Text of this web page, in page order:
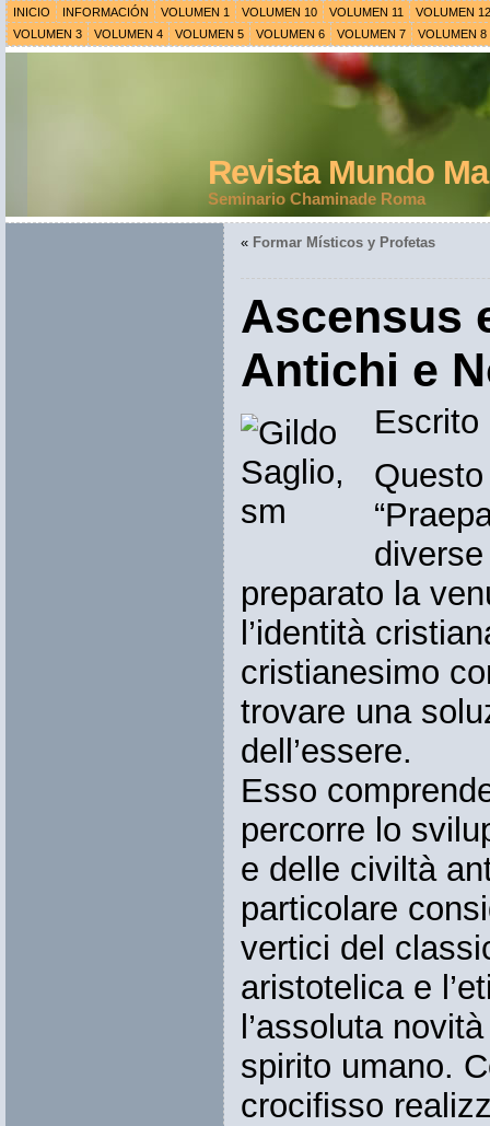
INICIO INFORMACIÓN VOLUMEN 1 VOLUMEN 10 VOLUMEN 11
VOLUMEN 12
VOLUMEN 3
VOLUMEN 4 VOLUMEN 5 VOLUMEN 6 VOLUMEN 7 VOLUMEN 8
Revista Mundo
Seminario Chaminade Roma
« Formar Místicos y Profetas
Ascensus
Antichi e
preparato la
l’identità
cristianesimo
trovare una
dell’essere.
Esso
percorre lo
e delle civiltà
particolare
vertici del
aristotelica e
l’assoluta
spirito umano.
crocifisso